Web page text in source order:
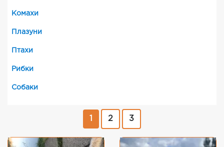
Комахи
Плазуни
Птахи
Рибки
Собаки
2 3